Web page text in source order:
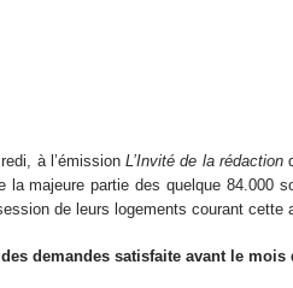
à l’émissionL’Invité de la rédaction
la majeure partie des quelque 84.000
de leurs logements courant cette
demandes satisfaite avant le mois